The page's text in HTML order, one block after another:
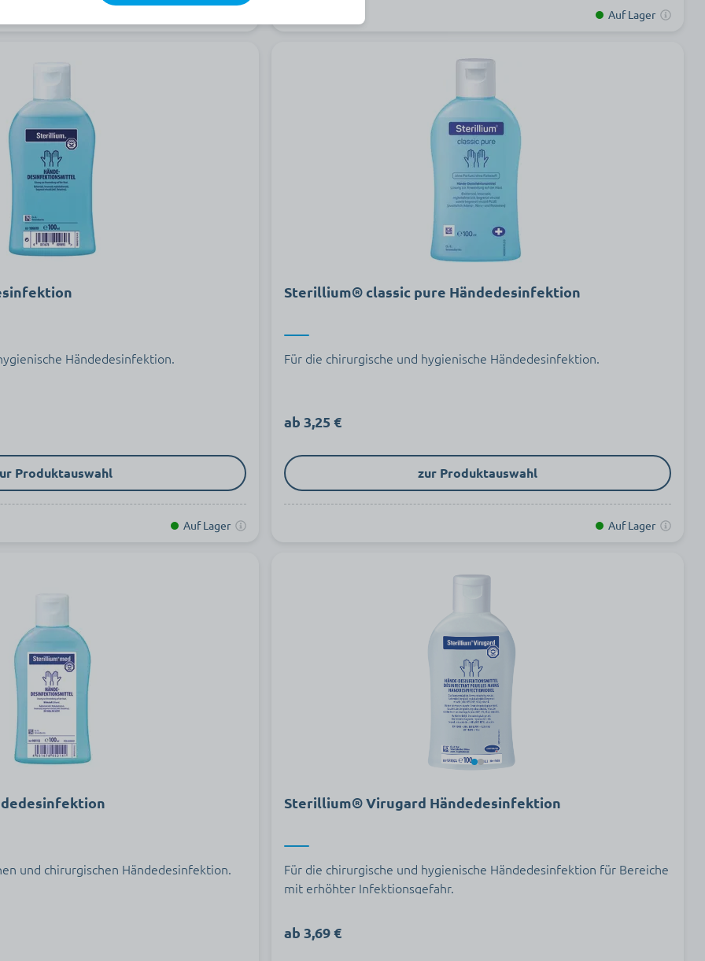
Auf Lager
Händedesinfektion.
Produktauswahl
Auf Lager
Sterillium® classic pure Händedesinfektion
Für die chirurgische und hygienische Händedesinfektion.
ab 3,25 €
zur Produktauswahl
Auf Lager
und chirurgischen Händedesinfektion.
Sterillium® Virugard Händedesinfektion
Für die chirurgische und hygienische Händedesinfektion für Bereiche
mit erhöhter Infektionsgefahr.
ab 3,69 €